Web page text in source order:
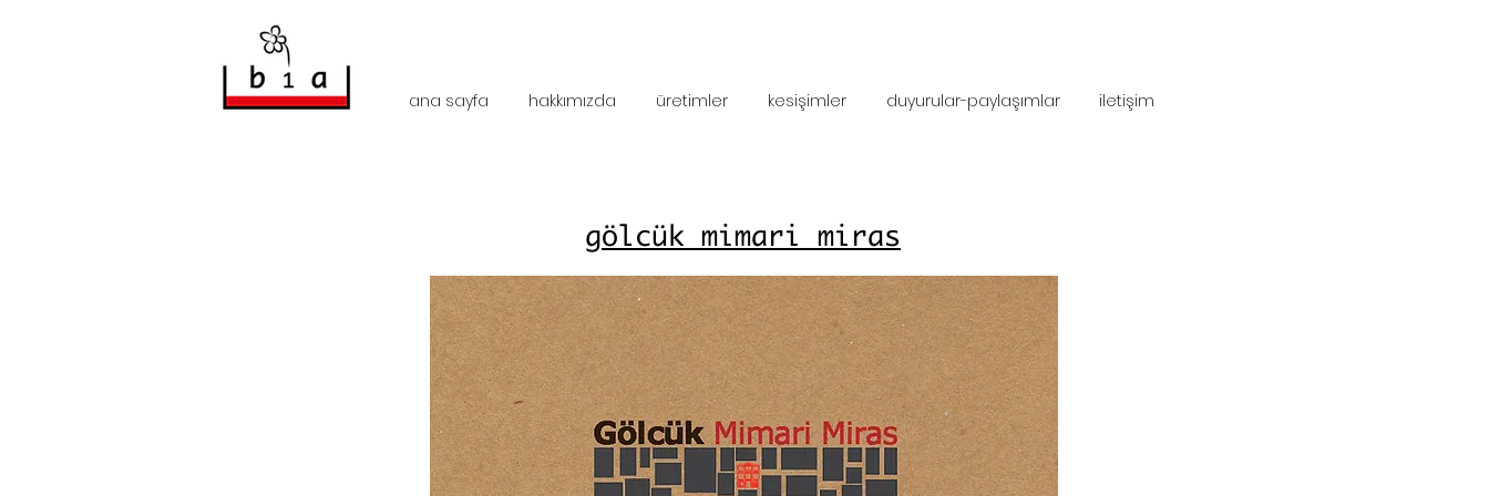
ana sayfa hakkımızda üretimler kesişimler duyurular-paylaşımlar iletişim
gölcük mimari miras